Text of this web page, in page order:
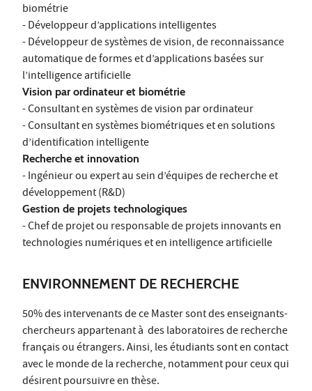
biométrie
- Développeur d’applications intelligentes
- Développeur de systèmes de vision, de reconnaissance
automatique de formes et d’applications basées sur
l’intelligence artificielle
Vision par ordinateur et biométrie
- Consultant en systèmes de vision par ordinateur
- Consultant en systèmes biométriques et en solutions
d’identification intelligente
Recherche et innovation
- Ingénieur ou expert au sein d’équipes de recherche et
développement (R&D)
Gestion de projets technologiques
- Chef de projet ou responsable de projets innovants en
technologies numériques et en intelligence artificielle
ENVIRONNEMENT DE RECHERCHE
50% des intervenants de ce Master sont des enseignants-
chercheurs appartenant à des laboratoires de recherche
français ou étrangers. Ainsi, les étudiants sont en contact
avec le monde de la recherche, notamment pour ceux qui
désirent poursuivre en thèse.